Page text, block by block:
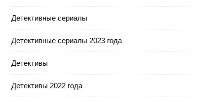
Детективные сериалы
Детективные сериалы 2023 года
Детективы
Детективы 2022 года